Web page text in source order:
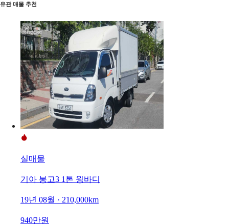
유관 매물 추천
실매물
기아 봉고3 1톤 윙바디
19년 08월 · 210,000km
940만원